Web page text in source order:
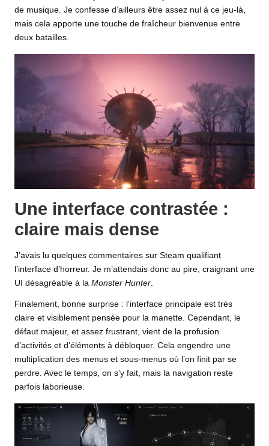
de musique. Je confesse d’ailleurs être assez nul à ce jeu-là,
mais cela apporte une touche de fraîcheur bienvenue entre
deux batailles.
Une interface contrastée :
claire mais dense
J’avais lu quelques commentaires sur Steam qualifiant
l’interface d’horreur. Je m’attendais donc au pire, craignant une
UI désagréable à la Monster Hunter
Finalement, bonne surprise : l’interface principale est très
claire et visiblement pensée pour la manette. Cependant, le
défaut majeur, et assez frustrant, vient de la profusion
d’activités et d’éléments à débloquer. Cela engendre une
multiplication des menus et sous-menus où l’on finit par se
perdre. Avec le temps, on s’y fait, mais la navigation reste
parfois laborieuse.